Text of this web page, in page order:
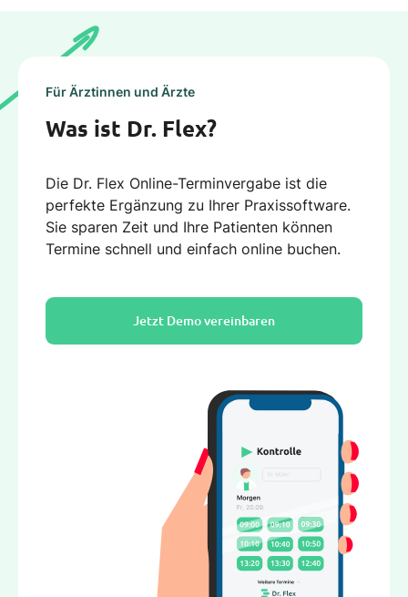
Für Ärztinnen und Ärzte
Was ist Dr. Flex?
Die Dr. Flex Online-Terminvergabe ist die
perfekte Ergänzung zu Ihrer Praxissoftware.
Sie sparen Zeit und Ihre Patienten können
Termine schnell und einfach online buchen.
Jetzt Demo vereinbaren